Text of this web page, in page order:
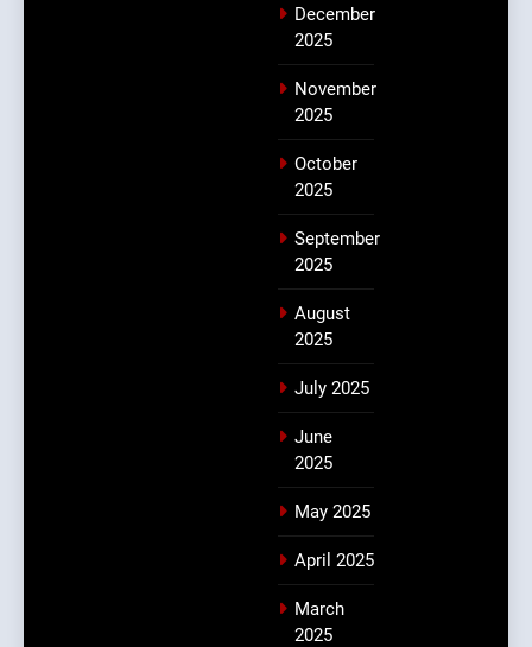
December
2025
November
2025
October
2025
September
2025
August
2025
July 2025
June
2025
May 2025
April 2025
March
2025